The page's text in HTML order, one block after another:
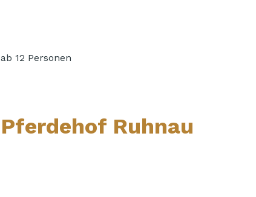
ab 12 Personen
Pferdehof Ruhnau